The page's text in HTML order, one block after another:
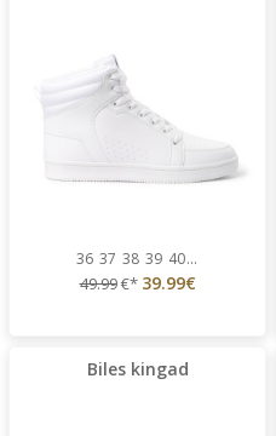
36 37 38 39 40...
49.99€* 39.99€
Biles kingad